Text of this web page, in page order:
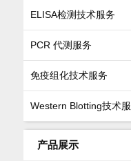
ELISA检测技术服务
PCR 代测服务
免疫组化技术服务
Western Blotting技术
产品展示